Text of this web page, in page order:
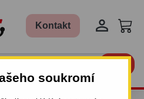
soukromí
Kontakt 